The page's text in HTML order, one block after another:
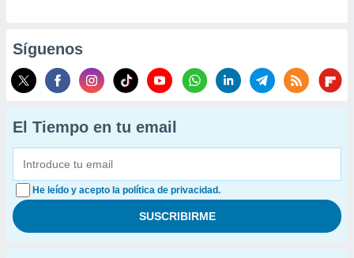
Síguenos
El Tiempo en tu email
He leído y acepto la política de privacidad.